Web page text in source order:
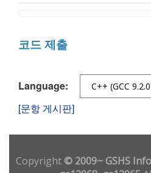
코드 제출
Language:
[문항 게시판]
Copyright© 2009~ GSHS